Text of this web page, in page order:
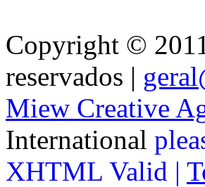
Copyright ©
reservados |
Miew Creative
International
XHTML Valid |